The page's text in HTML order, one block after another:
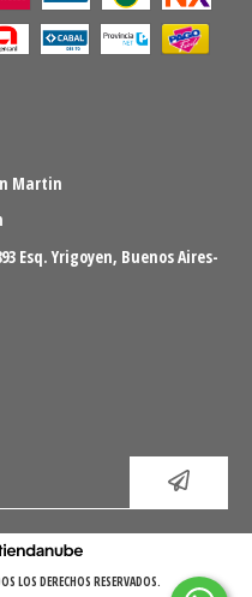
Martin
Esq. Yrigoyen, Buenos Aires-
LOS DERECHOS RESERVADOS.